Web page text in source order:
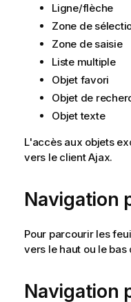
Ligne/flèche
Zone de
Zone de saisie
Liste multiple
Objet favori
Objet de
Objet texte
L'accès aux objets
vers le client Ajax.
Navigation
Pour parcourir les
vers le haut ou le
Navigation